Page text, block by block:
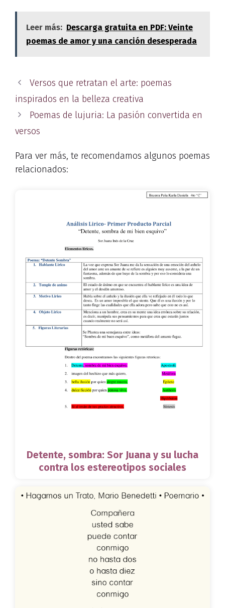
Leer más: Descarga gratuita en PDF: Veinte
poemas de amor y una canción desesperada
Versos que retratan el arte: poemas
inspirados en la belleza creativa
Poemas de lujuria: La pasión convertida en
versos
Para ver más, te recomendamos algunos poemas
relacionados:
Detente, sombra: Sor Juana y su lucha
contra los estereotipos sociales